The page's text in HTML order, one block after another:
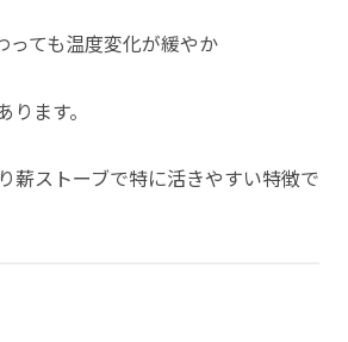
っても温度変化が緩やか
ます。
薪ストーブで特に活きやすい特徴で